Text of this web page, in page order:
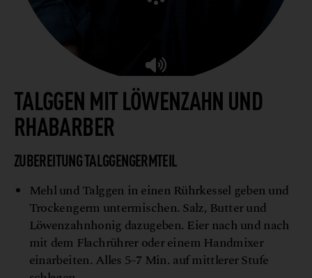
TALGGEN MIT LÖWENZAHN UND
RHABARBER
ZUBEREITUNG TALGGENGERMTEIL
Mehl und Talggen in einen Rührkessel geben und
Trockengerm untermischen. Salz, Butter und
Löwenzahnhonig dazugeben. Eier nach und nach
mit dem Flachrührer oder einem Handmixer
einarbeiten. Alles 5–7 Min. auf mittlerer Stufe